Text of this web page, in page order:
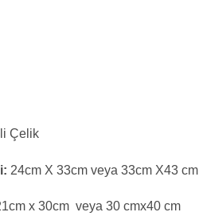
Çelik
24cm X 33cm veya 33cm X43 cm
x 30cm veya 30 cmx40 cm